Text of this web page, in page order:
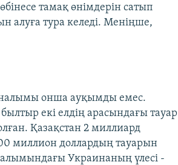
тамақ өнімдерін сатып
алуға тура келеді. Меніңше,
онша ауқымды емес.
былтыр екі елдің арасындағы тауар
Қазақстан 2 миллиард
миллион доллардың тауарын
Украинаның үлесі -